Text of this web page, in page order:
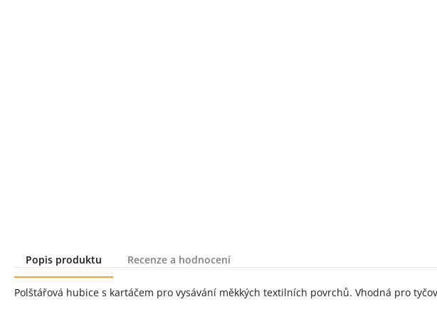
Popis produktu
Recenze a hodnocení
Popis produktu
Polštářová hubice s kartáčem pro vysávání měkkých textilních povrchů. Vhodná pro